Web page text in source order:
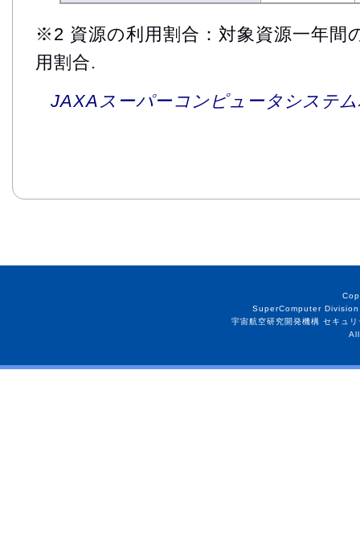
※2 資源の利用割合：対象資源一年間
用割合.
JAXAスーパーコンピュータシステ
SuperComputer
宇宙航空研究開発機構 セキュ